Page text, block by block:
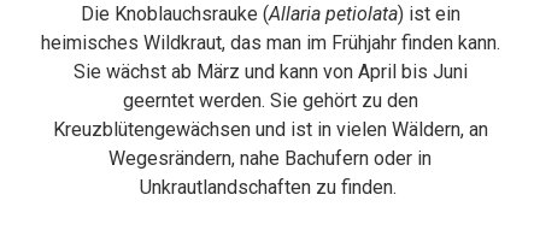
Die Knoblauchsrauke (Allaria petiolata) ist ein
heimisches Wildkraut, das man im Frühjahr finden kann.
Sie wächst ab März und kann von April bis Juni
geerntet werden. Sie gehört zu den
Kreuzblütengewächsen und ist in vielen Wäldern, an
Wegesrändern, nahe Bachufern oder in
Unkrautlandschaften zu finden.